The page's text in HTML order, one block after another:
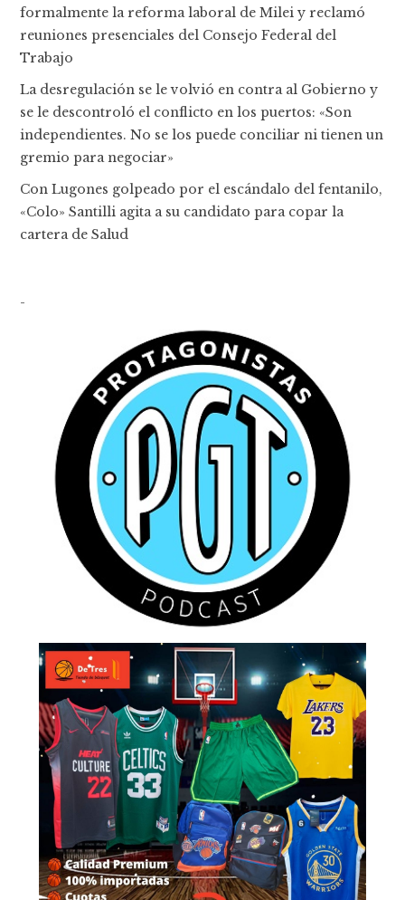
formalmente la reforma laboral de Milei y reclamó
reuniones presenciales del Consejo Federal del
Trabajo
La desregulación se le volvió en contra al Gobierno y
se le descontroló el conflicto en los puertos: «Son
independientes. No se los puede conciliar ni tienen un
gremio para negociar»
Con Lugones golpeado por el escándalo del fentanilo,
«Colo» Santilli agita a su candidato para copar la
cartera de Salud
-